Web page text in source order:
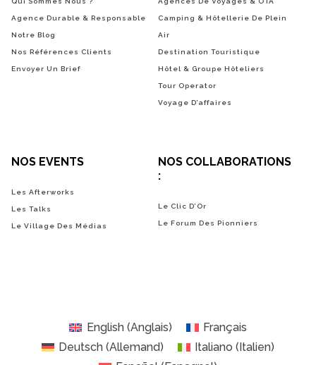
Agence Durable & Responsable
Notre Blog
Nos Références Clients
Envoyer Un Brief
Camping & Hôtellerie De Plein
Air
Destination Touristique
Hôtel & Groupe Hôteliers
Tour Operator
Voyage D’affaires
NOS EVENTS
Les Afterworks
Les Talks
Le Village Des Médias
NOS COLLABORATIONS
:
Le Clic D’Or
Le Forum Des Pionniers
English(Anglais)
Français
Deutsch (Allemand) Italiano (Italien)